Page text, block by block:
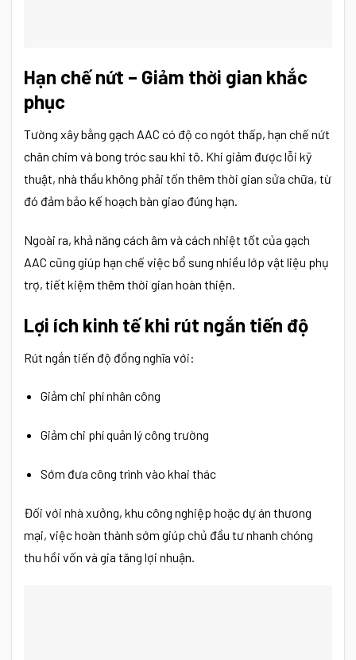
Hạn chế nứt – Giảm thời gian khắc
phục
Tường xây bằng gạch AAC có độ co ngót thấp, hạn chế nứt
chân chim và bong tróc sau khi tô. Khi giảm được lỗi kỹ
thuật, nhà thầu không phải tốn thêm thời gian sửa chữa, từ
đó đảm bảo kế hoạch bàn giao đúng hạn.
Ngoài ra, khả năng cách âm và cách nhiệt tốt của gạch
AAC cũng giúp hạn chế việc bổ sung nhiều lớp vật liệu phụ
trợ, tiết kiệm thêm thời gian hoàn thiện.
Lợi ích kinh tế khi rút ngắn tiến độ
Rút ngắn tiến độ đồng nghĩa với:
Giảm chi phí nhân công
Giảm chi phí quản lý công trường
Sớm đưa công trình vào khai thác
Đối với nhà xưởng, khu công nghiệp hoặc dự án thương
mại, việc hoàn thành sớm giúp chủ đầu tư nhanh chóng
thu hồi vốn và gia tăng lợi nhuận.